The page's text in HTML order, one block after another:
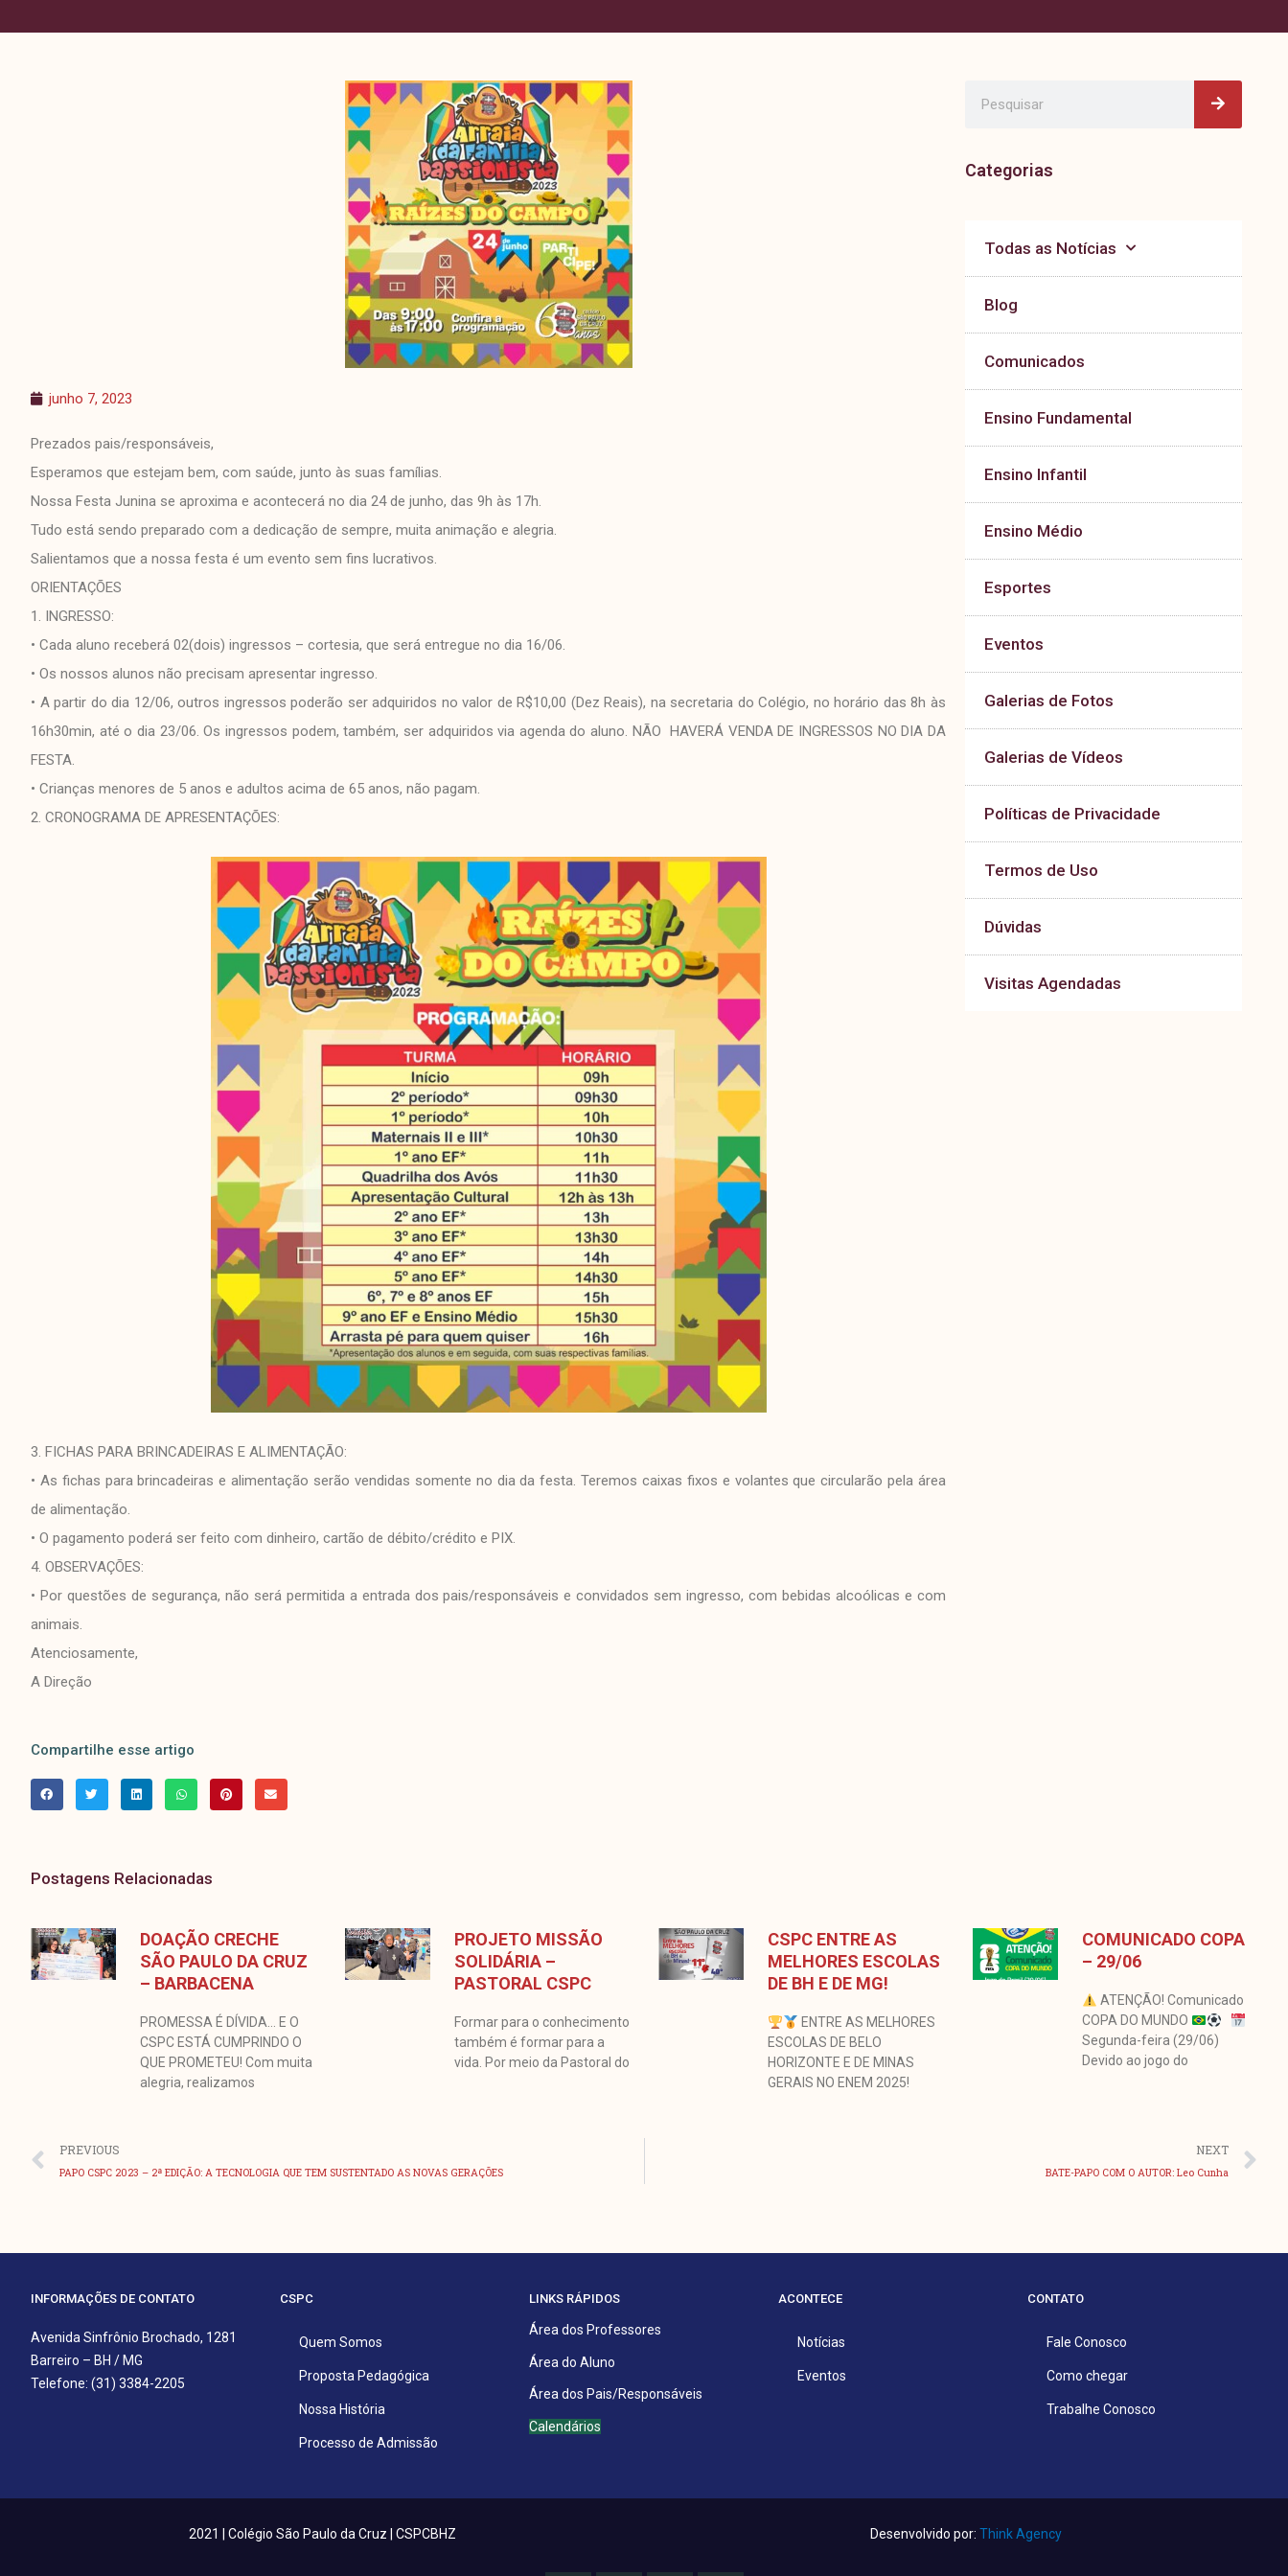
junho 7, 2023
Prezados pais/responsáveis,
Esperamos que estejam bem, com saúde, junto às suas famílias.
Nossa Festa Junina se aproxima e acontecerá no dia 24 de junho, das 9h às 17h.
Tudo está sendo preparado com a dedicação de sempre, muita animação e alegria.
Salientamos que a nossa festa é um evento sem fins lucrativos.
ORIENTAÇÕES
1. INGRESSO:
• Cada aluno receberá 02(dois) ingressos – cortesia, que será entregue no dia 16/06.
• Os nossos alunos não precisam apresentar ingresso.
• A partir do dia 12/06, outros ingressos poderão ser adquiridos no valor de R$10,00 (Dez Reais), na secretaria do Colégio, no horário das 8h às
16h30min, até o dia 23/06. Os ingressos podem, também, ser adquiridos via agenda do aluno. NÃO HAVERÁ VENDA DE INGRESSOS NO DIA DA
FESTA.
• Crianças menores de 5 anos e adultos acima de 65 anos, não pagam.
2. CRONOGRAMA DE APRESENTAÇÕES:
3. FICHAS PARA BRINCADEIRAS E ALIMENTAÇÃO:
• As fichas para brincadeiras e alimentação serão vendidas somente no dia da festa. Teremos caixas fixos e volantes que circularão pela área
de alimentação.
• O pagamento poderá ser feito com dinheiro, cartão de débito/crédito e PIX.
4. OBSERVAÇÕES:
• Por questões de segurança, não será permitida a entrada dos pais/responsáveis e convidados sem ingresso, com bebidas alcoólicas e com
animais.
Atenciosamente,
A Direção
Categorias
Todas as Notícias
Blog
Comunicados
Ensino Fundamental
Ensino Infantil
Ensino Médio
Esportes
Eventos
Galerias de Fotos
Galerias de Vídeos
Políticas de Privacidade
Termos de Uso
Dúvidas
Visitas Agendadas
Compartilhe esse artigo
Postagens Relacionadas
DOAÇÃO CRECHE
SÃO PAULO DA CRUZ
– BARBACENA
PROMESSA É DÍVIDA… E O
CSPC ESTÁ CUMPRINDO O
QUE PROMETEU! Com muita
alegria, realizamos
PROJETO MISSÃO
SOLIDÁRIA –
PASTORAL CSPC
Formar para o conhecimento
também é formar para a
vida. Por meio da Pastoral do
CSPC ENTRE AS
MELHORES ESCOLAS
DE BH E DE MG!
ENTRE AS MELHORES
ESCOLAS DE BELO
HORIZONTE E DE MINAS
GERAIS NO ENEM 2025!
COMUNICADO COPA
– 29/06
ATENÇÃO! Comunicado
COPA DO MUNDO
Segunda-feira (29/06)
Devido ao jogo do
Anterior
PREVIOUS
PAPO CSPC 2023 – 2ª EDIÇÃO: A TECNOLOGIA QUE TEM SUSTENTADO AS NOVAS GERAÇÕES
NEXT
BATE-PAPO COM O AUTOR: Leo Cunha
INFORMAÇÕES DE CONTATO
Avenida Sinfrônio Brochado, 1281
Barreiro – BH / MG
Telefone: (31) 3384-2205
CSPC
Quem Somos
Proposta Pedagógica
Nossa História
Processo de Admissão
LINKS RÁPIDOS
Área dos Professores
Área do Aluno
Área dos Pais/Responsáveis
Calendários
ACONTECE
Notícias
Eventos
CONTATO
Fale Conosco
Como chegar
Trabalhe Conosco
2021 | Colégio São Paulo da Cruz | CSPCBHZ Desenvolvido por: Think Agency